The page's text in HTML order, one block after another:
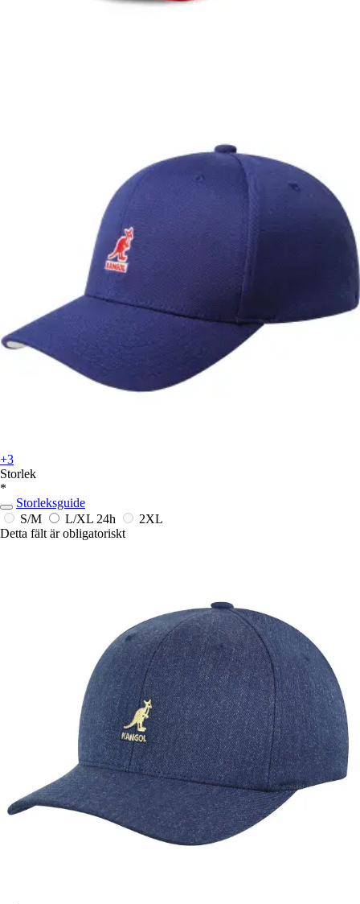
+3
Storlek
*
Storleksguide
S/M
L/XL 24h
2XL
Detta fält är obligatoriskt